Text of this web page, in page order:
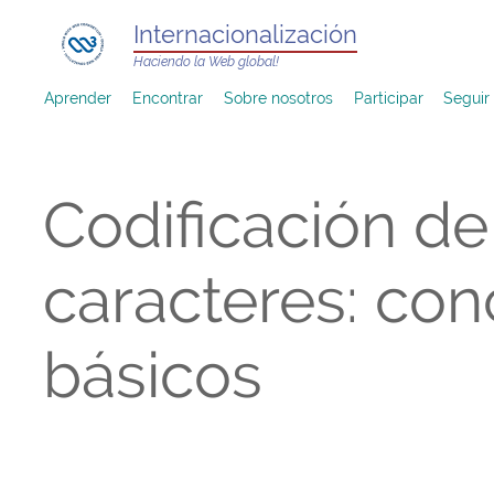
Internacionalización
Haciendo la Web global!
Aprender Encontrar Sobre nosotros Participar Seguir
Codificación de
caracteres:
básicos